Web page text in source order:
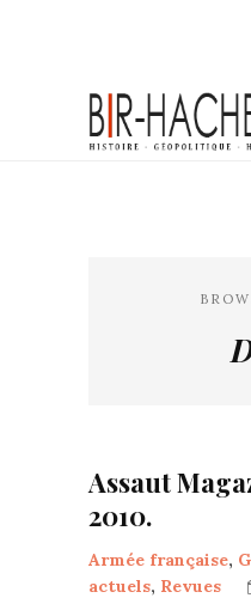
Assaut
2010.
Armée française,
actuels, Revues